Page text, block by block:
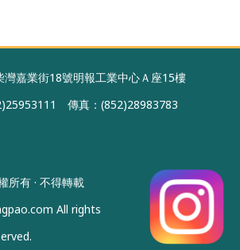
灣嘉業街18號明報工業中心Ａ座15樓
傳真：(852)28983783
所有 · 不得轉載
All rights